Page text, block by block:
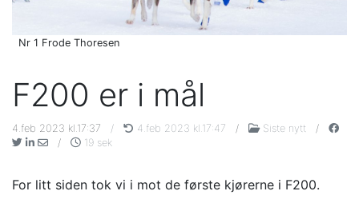
Nr 1 Frode Thoresen
F200 er i mål
4.feb 2023 kl.17:37 / 4.feb 2023 kl.17:47 / Siste nytt
/
/
19 sek
For litt siden tok vi i mot de første kjørerne i F200.